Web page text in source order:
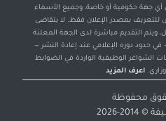
أي جهة حكومية أو خاصة، وجميع الأسماء
بمصدر الإعلان فقط. لا يتقاضى
ويتم التقديم مباشرة لدى الجهة المعلنة
في حدود دوره الإعلامي عند إعادة النشر —
الشواغر الوظيفية الواردة في الضوابط
اعرف المزيد
محفوظة
© 2014-2026